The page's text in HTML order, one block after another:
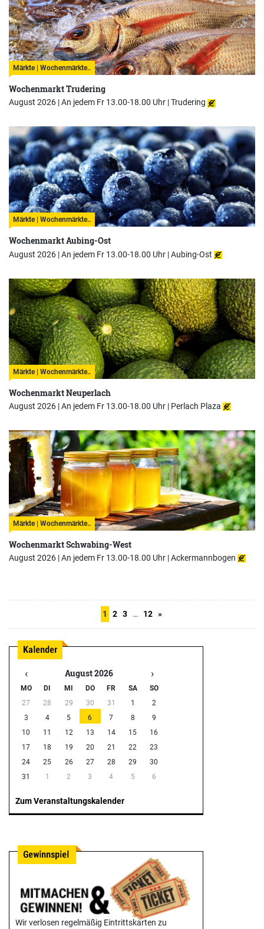
Märkte | Wochenmärkte..
Wochenmarkt Trudering
August 2026 | An jedem Fr 13.00-18.00 Uhr |Trudering
Märkte | Wochenmärkte..
Wochenmarkt Aubing-Ost
August 2026 | An jedem Fr 13.00-18.00 Uhr |Aubing-Ost
Märkte | Wochenmärkte..
Wochenmarkt Neuperlach
August 2026 | An jedem Fr 13.00-18.00 Uhr | Perlach Plaza
Märkte | Wochenmärkte..
Wochenmarkt Schwabing-West
August 2026 | An jedem Fr 13.00-18.00 Uhr |Ackermannbogen
1 2 3 … 12 »
‹ August 2026 ›
MO DI MI DO FR SA
SO
27
28 29 30 31 1
2
3
4 5 6 7 8
9
10
11 12 13 14 15
16
17
18 19 20 21 22
23
24
25 26 27 28 29
30
31
1 2 3 4 5 6
Zum Veranstaltungskalender
Wir verlosen regelmäßig Eintrittskarten zu